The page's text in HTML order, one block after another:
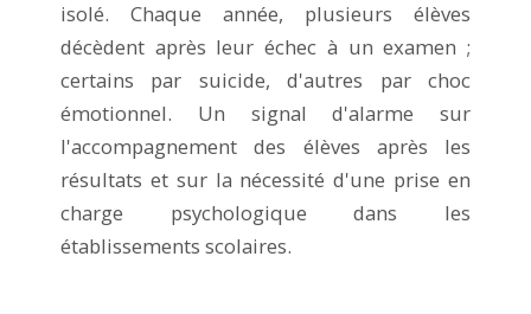
isolé. Chaque année, plusieurs élèves
décèdent après leur échec à un examen ;
certains par suicide, d'autres par choc
émotionnel. Un signal d'alarme sur
l'accompagnement des élèves après les
résultats et sur la nécessité d'une prise en
charge psychologique dans les
établissements scolaires.